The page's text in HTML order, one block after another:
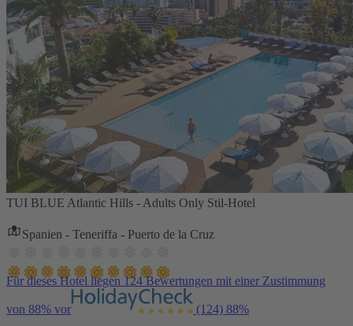
TUI BLUE Atlantic Hills - Adults Only Stil-Hotel
Spanien - Teneriffa - Puerto de la Cruz
Für dieses Hotel liegen 124 Bewertungen mit einer Zustimmung
von 88% vor (124) 88%